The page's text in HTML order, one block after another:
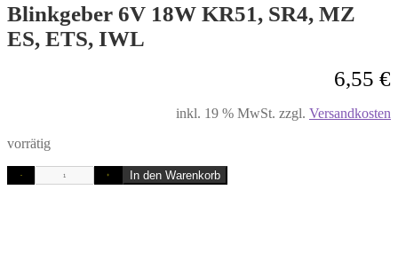
Blinkgeber 6V 18W KR51, SR4, MZ
ES, ETS, IWL
6,55 €
inkl. 19 % MwSt. zzgl. Versandkosten
vorrätig
- + In den Warenkorb